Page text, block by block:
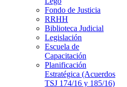
Fondo de Justicia
RRHH
Biblioteca Judicial
Legislación
Escuela de
Capacitación
Planificación
Estratégica (Acuerdos
TSJ 174/16 y 185/16)